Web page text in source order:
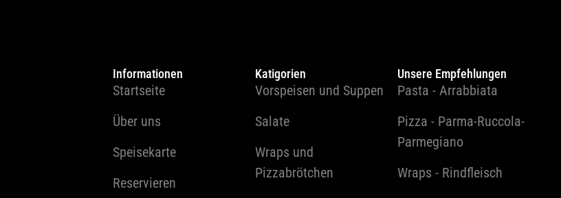
Informationen
Startseite
Über uns
Speisekarte
Reservieren
Katigorien
Vorspeisen und Suppen
Salate
Wraps und
Pizzabrötchen
Unsere Empfehlungen
Pasta - Arrabbiata
Pizza - Parma-Ruccola-
Parmegiano
Wraps - Rindfleisch